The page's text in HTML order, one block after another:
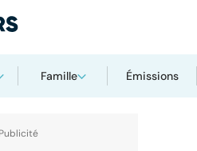
Famille Émissions